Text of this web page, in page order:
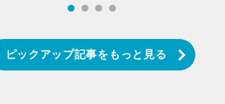
ピックアップ記事をもっと見る